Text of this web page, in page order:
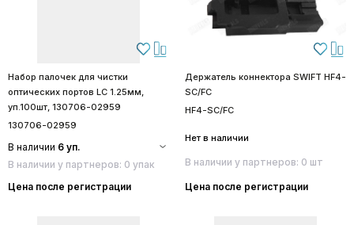
Набор палочек для чистки
оптических портов LC 1.25мм,
уп.100шт, 130706-02959
130706-02959
В наличии 6 уп.
В наличии у партнеров: 0 упак
Цена после регистрации
Держатель коннектора SWIFT HF4-
SC/FC
HF4-SC/FC
Нет в наличии
В наличии у партнеров: 0 шт
Цена после регистрации